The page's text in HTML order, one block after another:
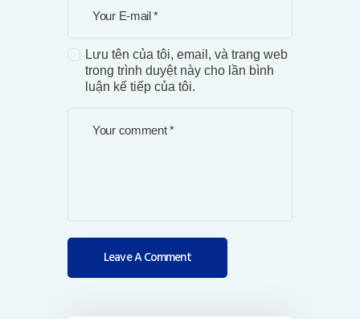
Lưu tên của tôi, email, và trang web
trong trình duyệt này cho lần bình
luận kế tiếp của tôi.